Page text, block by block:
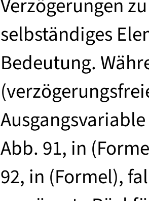
Verzögerungen
selbständiges
Bedeutung.
Abb. 91, in
92, in (Formel),